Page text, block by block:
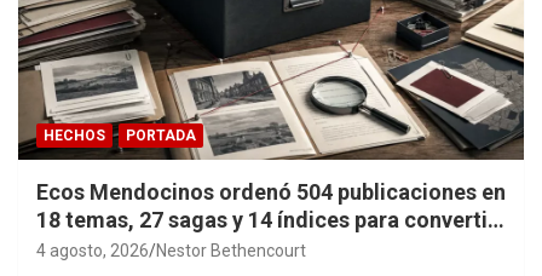
HECHOS PORTADA
Ecos Mendocinos ordenó 504 publicaciones en
18 temas, 27 sagas y 14 índices para convertir
años de investigación en memoria pública
4 agosto, 2026 Nestor Bethencourt